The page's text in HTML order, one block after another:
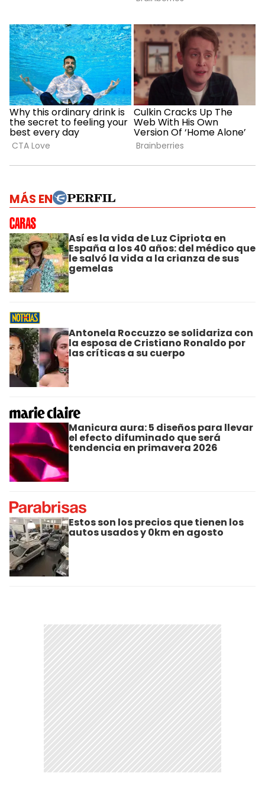
MÁS EN
Así es la vida de Luz Cipriota en
España a los 40 años: del médico que
le salvó la vida a la crianza de sus
gemelas
Antonela Roccuzzo se solidariza con
la esposa de Cristiano Ronaldo por
las críticas a su cuerpo
Manicura aura: 5 diseños para llevar
el efecto difuminado que será
tendencia en primavera 2026
Estos son los precios que tienen los
autos usados y 0km en agosto